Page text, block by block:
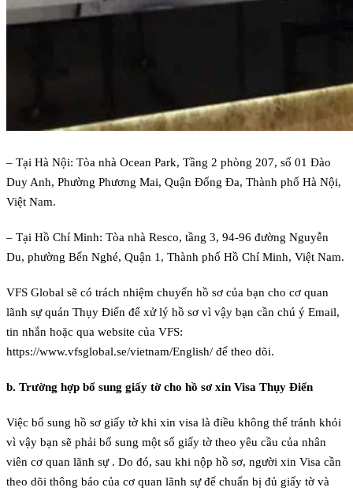
– Tại Hà Nội: Tòa nhà Ocean Park, Tầng 2 phòng 207, số 01 Đào
Duy Anh, Phường Phương Mai, Quận Đống Đa, Thành phố Hà Nội,
Việt Nam.
– Tại Hồ Chí Minh: Tòa nhà Resco, tầng 3, 94-96 đường Nguyễn
Du, phường Bến Nghé, Quận 1, Thành phố Hồ Chí Minh, Việt Nam.
VFS Global sẽ có trách nhiệm chuyển hồ sơ của bạn cho cơ quan
lãnh sự quán Thụy Điển để xử lý hồ sơ vì vậy bạn cần chú ý Email,
tin nhắn hoặc qua website của VFS:
https://www.vfsglobal.se/vietnam/English/ để theo dõi.
b. Trường hợp bổ sung giấy tờ cho hồ sơ xin Visa Thụy Điển
Việc bổ sung hồ sơ giấy tờ khi xin visa là điều không thể tránh khỏi
vì vậy bạn sẽ phải bổ sung một số giấy tờ theo yêu cầu của nhân
viên cơ quan lãnh sự . Do đó, sau khi nộp hồ sơ, người xin Visa cần
theo dõi thông báo của cơ quan lãnh sự để chuẩn bị đủ giấy tờ và